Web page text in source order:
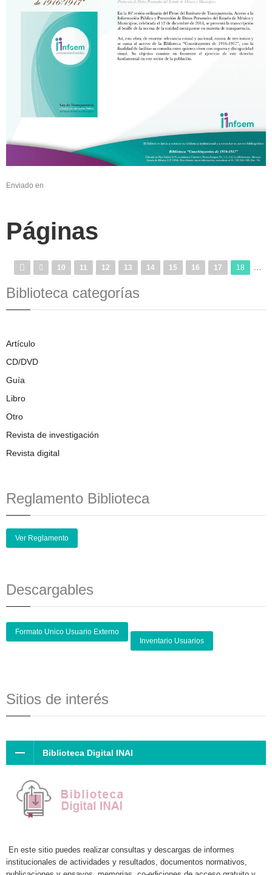
Enviado en
Páginas
10 11 12 13 14 15 16 17 18
Biblioteca categorías
Artículo
CD/DVD
Guía
Libro
Otro
Revista de investigación
Revista digital
Reglamento Biblioteca
Ver Reglamento
Descargables
Formato Unico Usuario Externo
Inventario Usuarios
Sitios de interés
Biblioteca Digital INAI
En este sitio puedes realizar consultas y descargas de informes
institucionales de actividades y resultados, documentos normativos,